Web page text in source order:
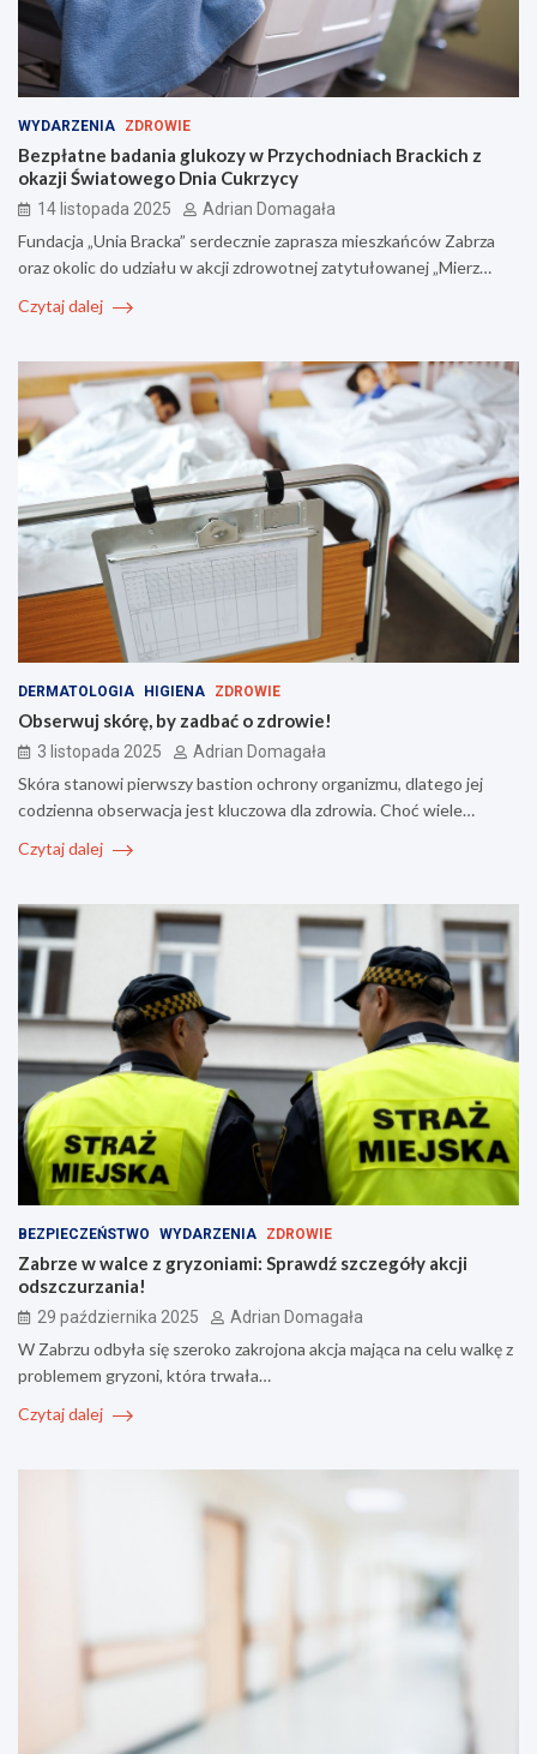
WYDARZENIA ZDROWIE
Bezpłatne badania glukozy w Przychodniach Brackich z
okazji Światowego Dnia Cukrzycy
14 listopada 2025 Adrian Domagała
Fundacja „Unia Bracka” serdecznie zaprasza mieszkańców Zabrza
oraz okolic do udziału w akcji zdrowotnej zatytułowanej „Mierz…
Czytaj dalej
DERMATOLOGIA HIGIENA ZDROWIE
Obserwuj skórę, by zadbać o zdrowie!
3 listopada 2025 Adrian Domagała
Skóra stanowi pierwszy bastion ochrony organizmu, dlatego jej
codzienna obserwacja jest kluczowa dla zdrowia. Choć wiele…
Czytaj dalej
BEZPIECZEŃSTWO WYDARZENIA ZDROWIE
Zabrze w walce z gryzoniami: Sprawdź szczegóły akcji
odszczurzania!
29 października 2025 Adrian Domagała
W Zabrzu odbyła się szeroko zakrojona akcja mająca na celu walkę z
problemem gryzoni, która trwała…
Czytaj dalej